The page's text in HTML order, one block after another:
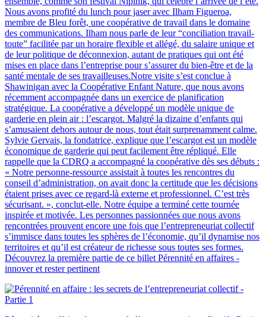
Nous avons profité du lunch pour jaser avec Ilham Figueroa,
membre de Bleu forêt, une coopérative de travail dans le domaine
des communications. Ilham nous parle de leur “conciliation travail-
toute” facilitée par un horaire flexible et allégé, du salaire unique et
de leur politique de déconnexion, autant de pratiques qui ont été
mises en place dans l’entreprise pour s’assurer du bien-être et de la
santé mentale de ses travailleuses.Notre visite s’est conclue à
Shawinigan avec la Coopérative Enfant Nature, que nous avons
récemment accompagnée dans un exercice de planification
stratégique. La coopérative a développé un modèle unique de
garderie en plein air : l’escargot. Malgré la dizaine d’enfants qui
s’amusaient dehors autour de nous, tout était surprenamment calme.
Sylvie Gervais, la fondatrice, explique que l’escargot est un modèle
économique de garderie qui peut facilement être répliqué. Elle
rappelle que la CDRQ a accompagné la coopérative dès ses débuts :
« Notre personne-ressource assistait à toutes les rencontres du
conseil d’administration, on avait donc la certitude que les décisions
étaient prises avec ce regard-là externe et professionnel. C’est très
sécurisant. », conclut-elle. Notre équipe a terminé cette tournée
inspirée et motivée. Les personnes passionnées que nous avons
rencontrées prouvent encore une fois que l’entrepreneuriat collectif
s’immisce dans toutes les sphères de l’économie, qu’il dynamise nos
territoires et qu’il est créateur de richesse sous toutes ses formes.
Découvrez la première partie de ce billet Pérennité en affaires -
innover et rester pertinent